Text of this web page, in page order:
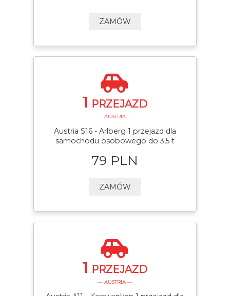
ZAMÓW
1 PRZEJAZD
— AUSTRIA —
Austria S16 - Arlberg 1 przejazd dla
samochodu osobowego do 3,5 t
79 PLN
ZAMÓW
1 PRZEJAZD
— AUSTRIA —